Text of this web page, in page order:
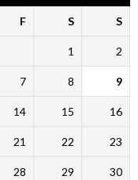
F S S
1 2
7 8 9
14 15 16
21 22 23
28 29 30